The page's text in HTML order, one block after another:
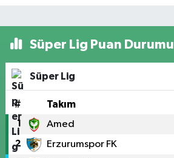
Süper Lig Puan Durumu
Süper Lig
# Takım
1 Amed
2 Erzurumspor FK